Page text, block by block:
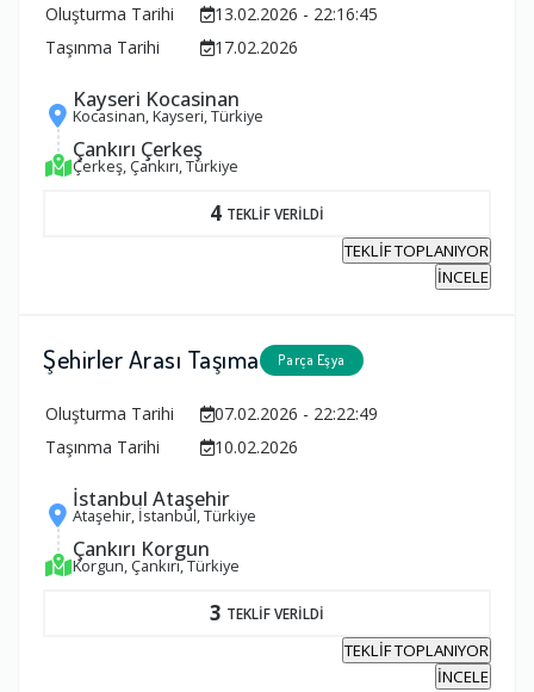
Oluşturma Tarihi
13.02.2026 - 22:16:45
Taşınma Tarihi
17.02.2026
Kayseri Kocasinan
Kocasinan, Kayseri, Türkiye
Çankırı Çerkeş
Çerkeş, Çankırı, Türkiye
4 TEKLİF VERİLDİ
TEKLİF TOPLANIYOR
İNCELE
Şehirler Arası Taşıma Parça Eşya
Oluşturma Tarihi
07.02.2026 - 22:22:49
Taşınma Tarihi
10.02.2026
İstanbul Ataşehir
Ataşehir, İstanbul, Türkiye
Çankırı Korgun
Korgun, Çankırı, Türkiye
3 TEKLİF VERİLDİ
TEKLİF TOPLANIYOR
İNCELE